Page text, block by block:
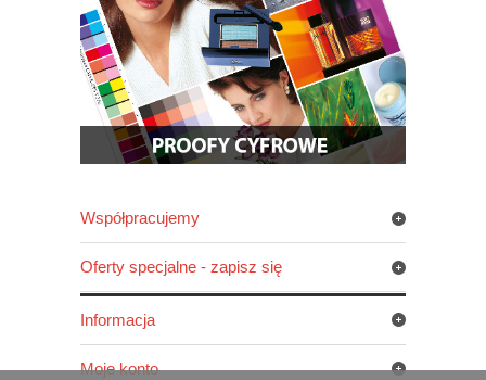
Współpracujemy
Oferty specjalne - zapisz się
Informacja
Moje konto